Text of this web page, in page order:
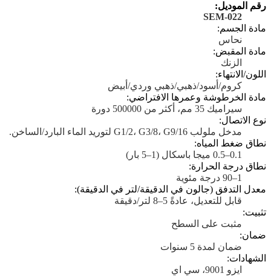
رقم الموديل:
SEM-022
مادة الجسم:
نحاس
مادة المقبض:
الزنك
اللون/الانتهاء:
كروم/أسود/ذهبي/ذهبي وردي/أبيض
مادة الخرطوشة وعمرها الافتراضي:
سيراميك 35 مم، أكثر من 500000 دورة
نوع الاتصال:
مدخل ملولب G1/2، G3/8، G9/16 لتوريد الماء البارد/الساخن.
نطاق ضغط المياه:
0.1–0.5 ميجا باسكال (1–5 بار)
نطاق درجة الحرارة:
1–90 درجة مئوية
معدل التدفق (جالون في الدقيقة/لتر في الدقيقة):
قابل للتعديل، عادةً 5–8 لتر/دقيقة
تثبيت:
مثبت على السطح
ضمان:
ضمان لمدة 5 سنوات
الشهادات:
ايزو 9001، سي اي